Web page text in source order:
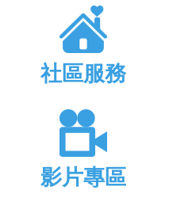
社區服務
影片專區